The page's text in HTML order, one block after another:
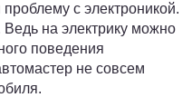
с электроникой.
на электрику можно
поведения
не совсем